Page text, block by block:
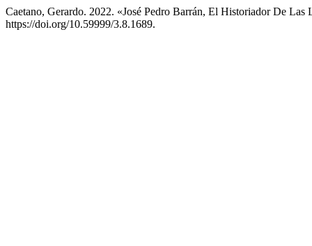
Caetano, Gerardo. 2022. «José Pedro Barrán, El Historiador De Las
https://doi.org/10.59999/3.8.1689.